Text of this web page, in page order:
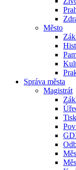
Město
Správa města
Magistrát